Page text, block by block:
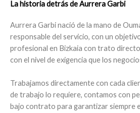
La historia detrás de Aurrera Garbi
Aurrera Garbi nació de la mano de
responsable del servicio, con un
profesional en Bizkaia con trato
con el nivel de exigencia que los
Trabajamos directamente con cada
de trabajo lo requiere, contamos con
bajo contrato para garantizar siempre